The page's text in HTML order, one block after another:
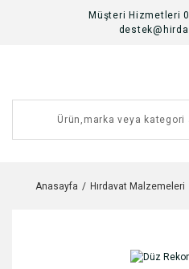
Müşteri Hizmetleri
Anasayfa Hırdavat Malzemeleri